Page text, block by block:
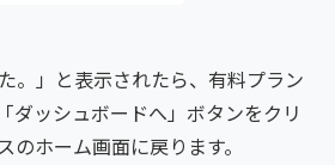
。」と表示されたら、有料プラン
ダッシュボードへ」ボタンをクリ
のホーム画面に戻ります。